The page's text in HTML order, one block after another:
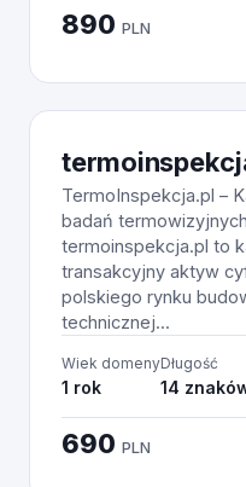
890 PLN
TermoInspekcja.pl –
badań
termoinspekcja.pl to
transakcyjny aktyw
polskiego rynku
technicznej...
Wiek domeny
1 rok
Długość
14
690 PLN